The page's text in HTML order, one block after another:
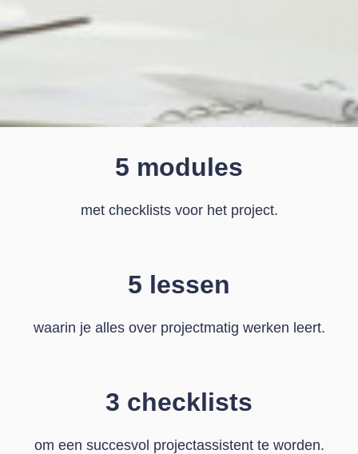
5 modules
met checklists voor het project.
5 lessen
waarin je alles over projectmatig werken leert.
3 checklists
om een succesvol projectassistent te worden.